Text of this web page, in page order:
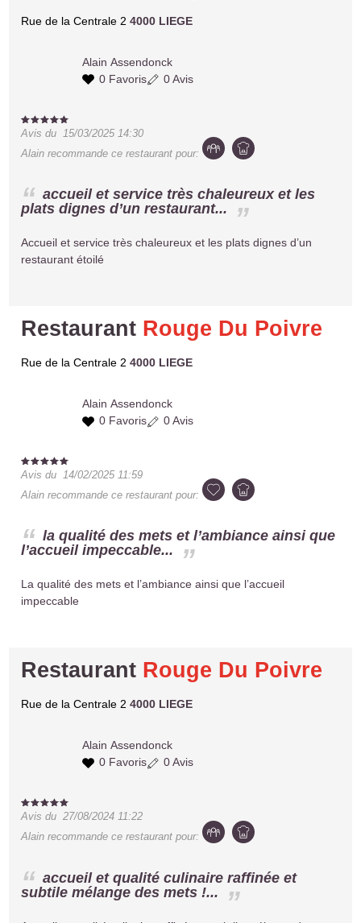
Rue de la Centrale 24000 LIEGE
Alain Assendonck
0 Favoris
0 Avis
Avis du
15/03/2025 14:30
Alain recommande ce restaurant pour:
accueil et service très chaleureux et les
plats dignes d’un restaurant...
Accueil et service très chaleureux et les plats dignes d’un
restaurant étoilé
Restaurant Rouge Du Poivre
Rue de la Centrale 24000 LIEGE
Alain Assendonck
0 Favoris
0 Avis
Avis du
14/02/2025 11:59
Alain recommande ce restaurant pour:
la qualité des mets et l’ambiance ainsi que
l’accueil impeccable...
La qualité des mets et l’ambiance ainsi que l’accueil
impeccable
Restaurant Rouge Du Poivre
Rue de la Centrale 24000 LIEGE
Alain Assendonck
0 Favoris
0 Avis
Avis du27/08/2024 11:22
Alain recommande ce restaurant pour:
accueil et qualité culinaire raffinée et
subtile mélange des mets !...